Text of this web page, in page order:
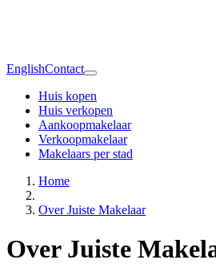
EnglishContact
Huis kopen
Huis verkopen
Aankoopmakelaar
Verkoopmakelaar
Makelaars per stad
Home
Over Juiste Makelaar
Over Juiste